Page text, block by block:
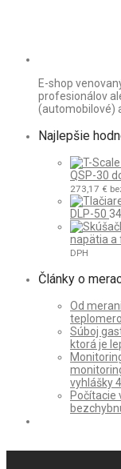
E-shop
profesionálov
(automobilové)
Najlepšie
QSP-30
273,17 €
DLP-50
napätia a
DPH
Články o
Od
Súboj
ktorá je
vyhlášky
Počítacie